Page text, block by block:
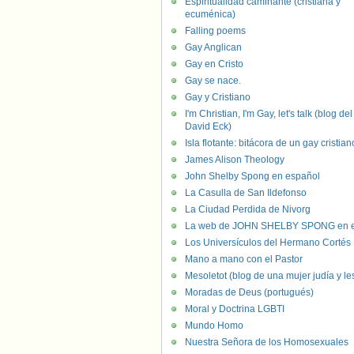
ecuménica)
Falling poems
Gay Anglican
Gay en Cristo
Gay se nace.
Gay y Cristiano
I'm Christian, I'm Gay, let's talk (blog del
David Eck)
Isla flotante: bitácora de un gay
James Alison Theology
John Shelby Spong en español
La Casulla de San Ildefonso
La Ciudad Perdida de Nivorg
La web de JOHN SHELBY SPONG en
Los Universículos del Hermano Cortés
Mano a mano con el Pastor
Mesoletot (blog de una mujer judía y
Moradas de Deus (portugués)
Moral y Doctrina LGBTI
Mundo Homo
Nuestra Señora de los Homosexuales